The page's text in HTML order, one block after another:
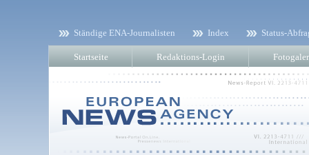
Ständige ENA-Journalisten Index Status-
Startseite Redaktions-Login